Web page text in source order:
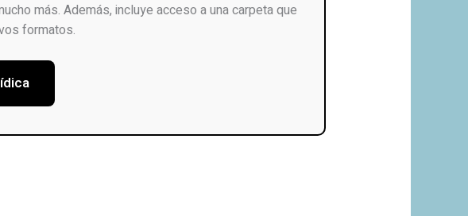
más. Además, incluye acceso a una carpeta que
formatos.